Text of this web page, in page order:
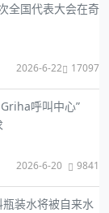
全国代表大会在奇
2026-6-22 17097
呼叫中心”
2026-6-20 9841
装水将被自来水